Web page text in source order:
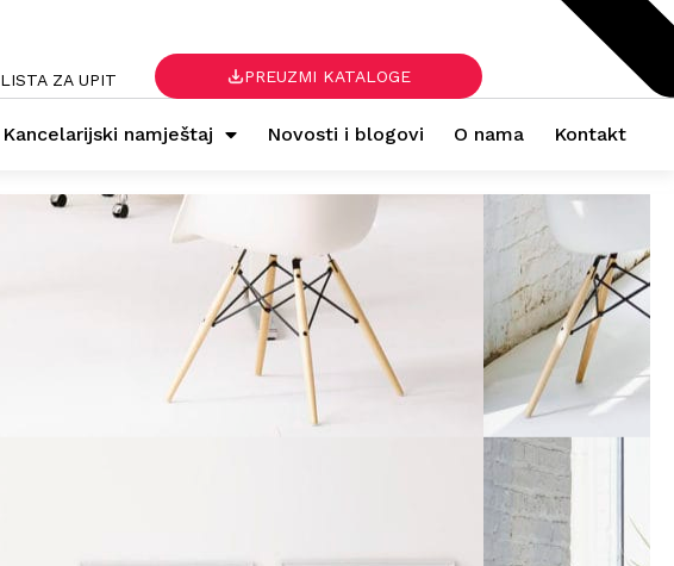
LISTA ZA UPIT PREUZMI KATALOGE
Kancelarijski namještaj Novosti i blogovi O nama Kontakt